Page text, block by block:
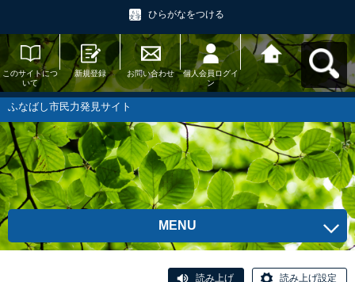
ひらがなをつける
このサイトにつ
いて
新規登録 お問い合わせ
個人会員ログイ
ン
ふなばし市民力
発見サイトへ戻
る
ふなばし市民力発見サイト
MENU
読み上げ 読み上げ設定